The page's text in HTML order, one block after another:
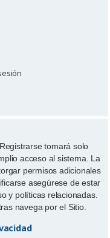
tomará solo
acceso al sistema. La
permisos adicionales
asegúrese de estar
y políticas relacionadas.
navega por el Sitio.